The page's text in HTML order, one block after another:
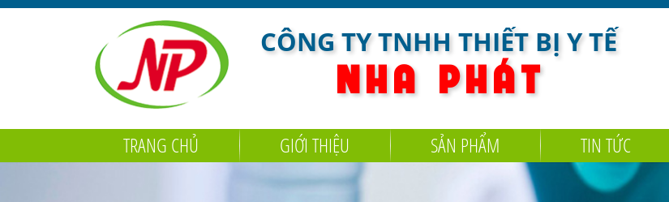
CÔNG TY TNHH THIẾT BỊ Y TẾ
N H A P H Á T
TRANG CHỦ GIỚI THIỆU SẢN PHẨM TIN TỨC